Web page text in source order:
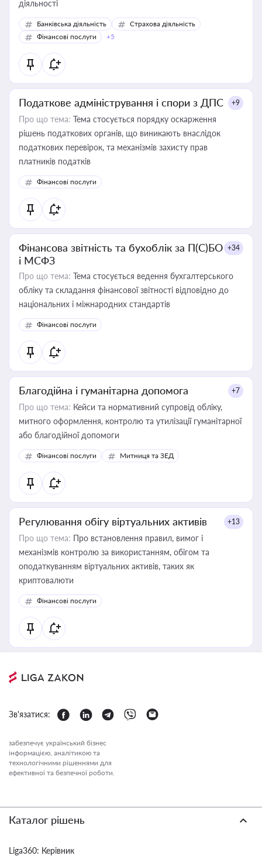
діяльності
Банківська діяльність
Страхова діяльність
Фінансові послуги
+5
Податкове адміністрування і спори з ДПС +9
Про що тема: Тема стосується порядку оскарження
рішень податкових органів, що виникають внаслідок
податкових перевірок, та механізмів захисту прав
платників податків
Фінансові послуги
Фінансова звітність та бухоблік за П(С)БО
і МСФЗ
+34
Про що тема: Тема стосується ведення бухгалтерського
обліку та складання фінансової звітності відповідно до
національних і міжнародних стандартів
Фінансові послуги
Благодійна і гуманітарна допомога +7
Про що тема: Кейси та нормативний супровід обліку,
митного оформлення, контролю та утилізації гуманітарної
або благодійної допомоги
Фінансові послуги Митниця та ЗЕД
Регулювання обігу віртуальних активів +13
Про що тема: Про встановлення правил, вимог і
механізмів контролю за використанням, обігом та
оподаткуванням віртуальних активів, таких як
криптовалюти
Фінансові послуги
Зв'язатися:
забезпечує український бізнес
інформацією, аналітикою та
технологічними рішеннями для
ефективної та безпечної роботи.
Каталог рішень
Liga360: Керівник